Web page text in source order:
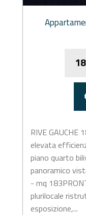
RIVE
elevata
piano quarto
panoramico
- mq
plurilocale
esposizione,...